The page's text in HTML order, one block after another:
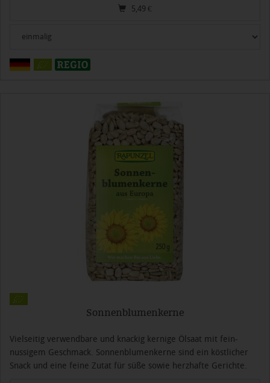
5,49 €
Sonnenblumenkerne
Vielseitig verwendbare und knackig kernige Ölsaat mit fein-
nussigem Geschmack. Sonnenblumenkerne sind ein köstlicher
Snack und eine feine Zutat für süße sowie herzhafte Gerichte.